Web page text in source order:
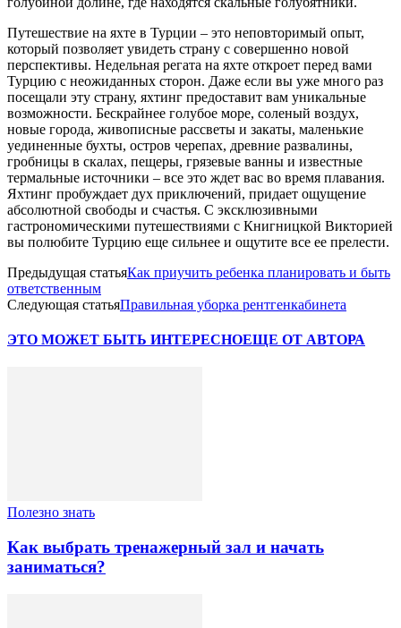
Путешествие на яхте в Турции – это неповторимый опыт,
который позволяет увидеть страну с совершенно новой
перспективы. Недельная регата на яхте откроет перед вами
Турцию с неожиданных сторон. Даже если вы уже много раз
посещали эту страну, яхтинг предоставит вам уникальные
возможности. Бескрайнее голубое море, соленый воздух,
новые города, живописные рассветы и закаты, маленькие
уединенные бухты, остров черепах, древние развалины,
гробницы в скалах, пещеры, грязевые ванны и известные
термальные источники – все это ждет вас во время плавания.
Яхтинг пробуждает дух приключений, придает ощущение
абсолютной свободы и счастья. С эксклюзивными
гастрономическими путешествиями с Книгницкой Викторией
вы полюбите Турцию еще сильнее и ощутите все ее прелести.
Предыдущая статьяКак приучить ребенка планировать и быть
ответственным
Следующая статьяПравильная уборка рентгенкабинета
ЭТО МОЖЕТ БЫТЬ ИНТЕРЕСНОЕЩЕ ОТ АВТОРА
Полезно знать
Как выбрать тренажерный зал и начать
заниматься?